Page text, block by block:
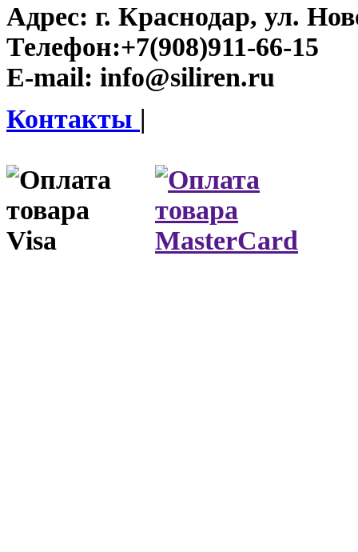
Адрес: г. Краснодар, ул.
Телефон:+7(908)911-66-15
E-mail: info@siliren.ru
Контакты |